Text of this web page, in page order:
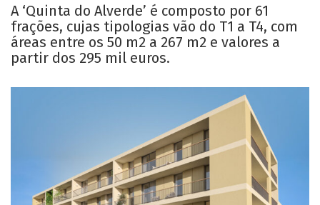
A ‘Quinta do Alverde’ é composto por 61
frações, cujas tipologias vão do T1 a T4, com
áreas entre os 50 m2 a 267 m2 e valores a
partir dos 295 mil euros.